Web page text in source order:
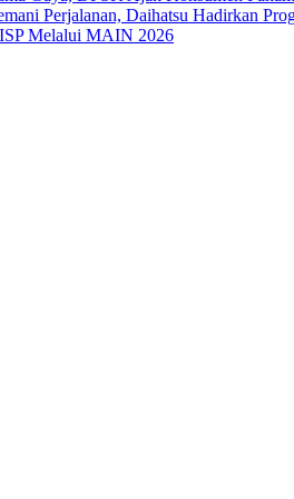
Perjalanan, Daihatsu Hadirkan
Melalui MAIN 2026